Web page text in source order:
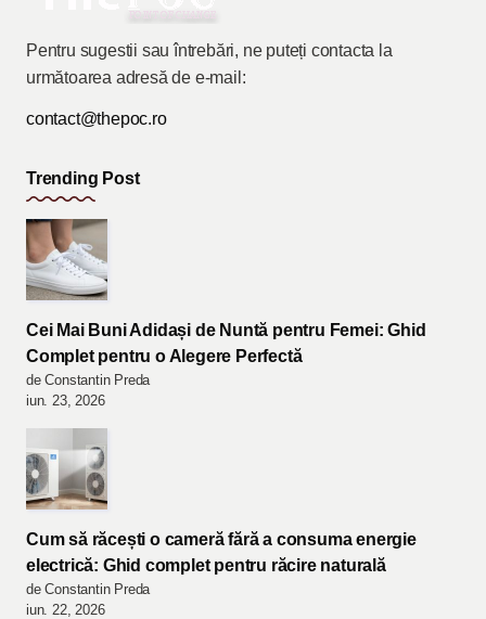
Pentru sugestii sau întrebări, ne puteți contacta la
următoarea adresă de e-mail:
contact@thepoc.ro
Trending Post
Cei Mai Buni Adidași de Nuntă pentru Femei: Ghid
Complet pentru o Alegere Perfectă
de Constantin Preda
iun. 23, 2026
Cum să răcești o cameră fără a consuma energie
electrică: Ghid complet pentru răcire naturală
de Constantin Preda
iun. 22, 2026